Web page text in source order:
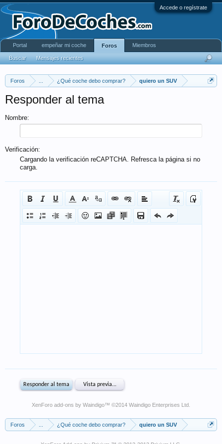
Accede o regístrate
Foros ¿Qué coche debo comprar? quiero un SUV
Responder al tema
Nombre:
Verificación:
Cargando la verificación reCAPTCHA. Refresca la página si no
carga.
XenForo add-ons by Waindigo™ ©2014 Waindigo Enterprises Ltd
Foros ¿Qué coche debo comprar? quiero un SUV
Portal empeñar mi coche Foros
Buscar Mensajes recientes
Miembros